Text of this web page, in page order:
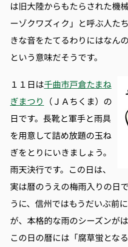
は旧大陸からもたらされた機
ーゾクワズィク」と呼ぶ人た
きな音をたてるわりにはなん
という意味だそうです。
１１日は千曲市戸倉たまね
ぎまつり （ＪＡちくま）の
日です。長靴と軍手と雨具
を用意して詰め放題の玉ね
ぎをとりにいきましょう。
雨天決行です。この日は、
実は暦のうえの梅雨入りの日
うに、信州ではもうだいぶ前
が、本格的な雨のシーズンが
この日の暦には「腐草蛍とな